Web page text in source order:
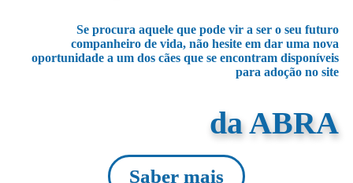
Se procura aquele que pode vir a ser o seu futuro
companheiro de vida, não hesite em dar uma nova
oportunidade a um dos cães que se encontram disponíveis
para adoção no site
da ABRA
Saber mais